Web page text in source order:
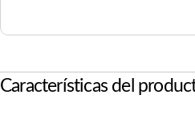
Características del